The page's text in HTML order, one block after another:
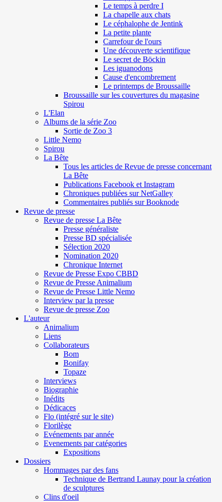
Le temps à perdre I
La chapelle aux chats
Le céphalophe de Jentink
La petite plante
Carrefour de l'ours
Une découverte scientifique
Le secret de Böckin
Les iguanodons
Cause d'encombrement
Le printemps de Broussaille
Broussaille sur les couvertures du magasine
Spirou
L'Elan
Albums de la série Zoo
Sortie de Zoo 3
Little Nemo
Spirou
La Bête
Tous les articles de Revue de presse concernant
La Bête
Publications Facebook et Instagram
Chroniques publiées sur NetGalley
Commentaires publiés sur Booknode
Revue de presse
Revue de presse La Bête
Presse généraliste
Presse BD spécialisée
Sélection 2020
Nomination 2020
Chronique Internet
Revue de Presse Expo CBBD
Revue de Presse Animalium
Revue de Presse Little Nemo
Interview par la presse
Revue de presse Zoo
L'auteur
Animalium
Liens
Collaborateurs
Bom
Bonifay
Topaze
Interviews
Biographie
Inédits
Dédicaces
Flo (intégré sur le site)
Florilège
Evénements par année
Evenements par catégories
Expositions
Dossiers
Hommages par des fans
Technique de Bertrand Launay pour la création
de sculptures
Clins d'oeil